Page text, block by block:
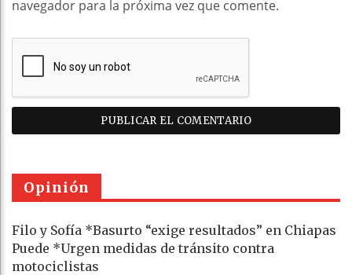
navegador para la próxima vez que comente.
Opinión
Filo y Sofía *Basurto “exige resultados” en Chiapas
Puede *Urgen medidas de tránsito contra
motociclistas